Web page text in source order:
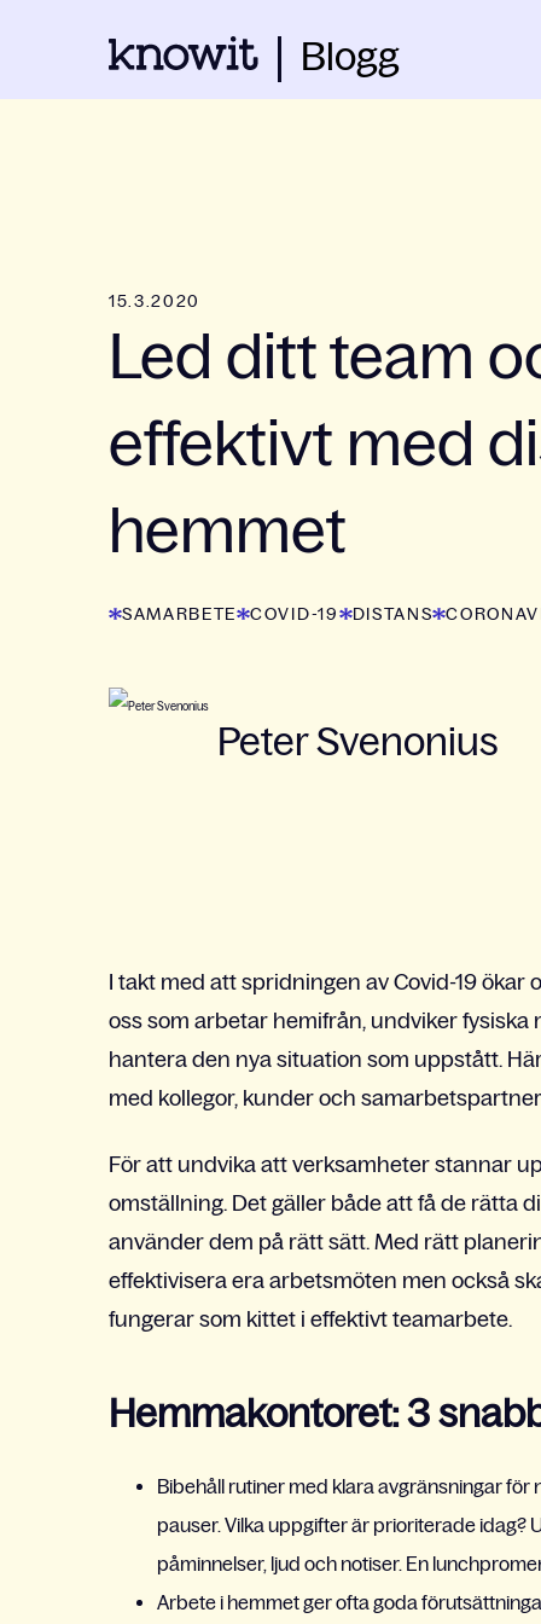
Blogg
15.3.2020
Led ditt team
effektivt med
hemmet
SAMARBETE COVID-19 DISTANS
Peter Svenonius
I takt med att spridningen av Covid-19
oss som arbetar hemifrån, undviker
hantera den nya situation som uppstått.
med kollegor, kunder och
För att undvika att verksamheter stannar
omställning. Det gäller både att få de rätta
använder dem på rätt sätt. Med rätt
effektivisera era arbetsmöten men också
fungerar som kittet i effektivt teamarbete.
Hemmakontoret: 3
Bibehåll rutiner med klara avgränsningar
pauser. Vilka uppgifter är prioriterade idag?
påminnelser, ljud och notiser. En
Arbete i hemmet ger ofta goda